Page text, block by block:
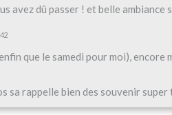
avez dû passer ! et belle ambiance
que le samedi pour moi),
sa rappelle bien des souvenir super